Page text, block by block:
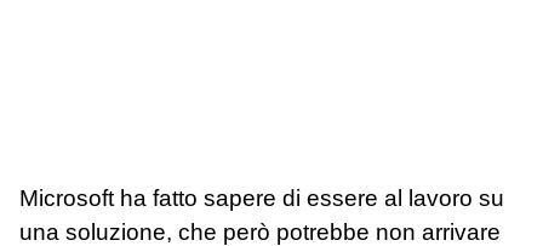
Microsoft ha fatto sapere di essere al lavoro su
una soluzione, che però potrebbe non arrivare